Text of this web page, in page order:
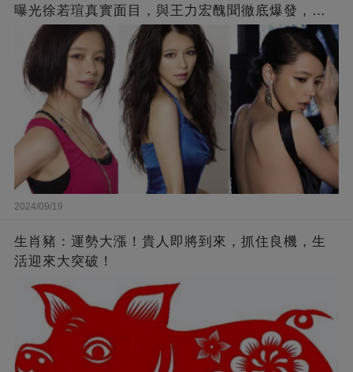
曝光徐若瑄真實面目，與王力宏醜聞徹底爆發，原
來李靚蕾說的都是真的 ！
2024/09/19
生肖豬：運勢大漲！貴人即將到來，抓住良機，生
活迎來大突破！